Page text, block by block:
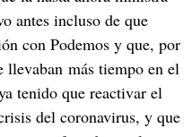
antes incluso de que
con Podemos y que, por
llevaban más tiempo en el
tenido que reactivar el
del coronavirus, y que